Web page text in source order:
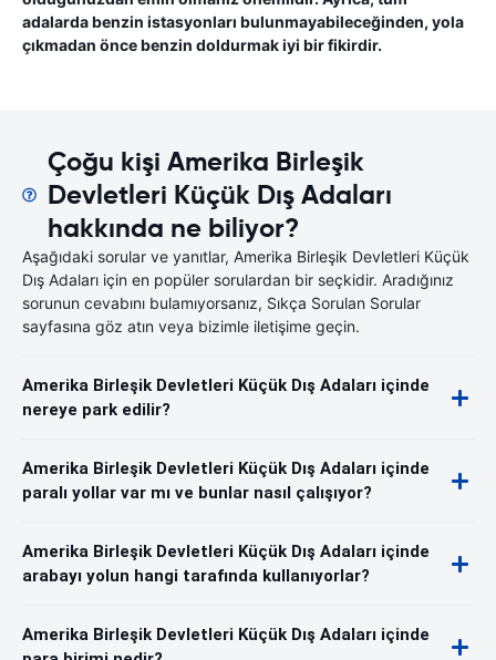
adalarda benzin istasyonları bulunmayabileceğinden, yola
çıkmadan önce benzin doldurmak iyi bir fikirdir.
Çoğu kişi Amerika Birleşik
Devletleri Küçük Dış Adaları
hakkında ne biliyor?
Aşağıdaki sorular ve yanıtlar, Amerika Birleşik Devletleri Küçük
Dış Adaları için en popüler sorulardan bir seçkidir. Aradığınız
sorunun cevabını bulamıyorsanız, Sıkça Sorulan Sorular
sayfasına göz atın veya bizimle iletişime geçin.
Amerika Birleşik Devletleri Küçük Dış Adaları içinde
nereye park edilir?
Amerika Birleşik Devletleri Küçük Dış Adaları içinde
paralı yollar var mı ve bunlar nasıl çalışıyor?
Amerika Birleşik Devletleri Küçük Dış Adaları içinde
arabayı yolun hangi tarafında kullanıyorlar?
Amerika Birleşik Devletleri Küçük Dış Adaları içinde